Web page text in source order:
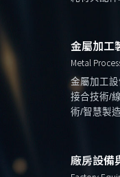
金屬加工
Metal
金屬加工
接合技術/
術/智慧製
廠房設備